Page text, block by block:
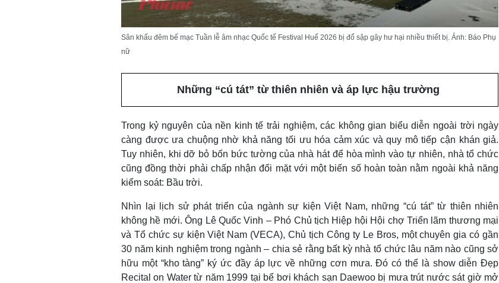
Sân khấu đêm bế mạc Tuần lễ âm nhạc Quốc tế Festival Huế 2026 bị đổ sập gây hư hại nhiều thiết bị. Ảnh: Báo Phụ
nữ
Những “cú tát” từ thiên nhiên và áp lực hậu trường
Trong kỷ nguyên của nền kinh tế trải nghiệm, các không gian biểu diễn ngoài trời ngày
càng được ưa chuộng nhờ khả năng tối ưu hóa cảm xúc và quy mô tiếp cận khán giả.
Tuy nhiên, khi dỡ bỏ bốn bức tường của nhà hát để hòa mình vào tự nhiên, nhà tổ chức
cũng đồng thời phải chấp nhận đối mặt với một biến số hoàn toàn nằm ngoài khả năng
kiểm soát: Bầu trời.
Nhìn lại lịch sử phát triển của ngành sự kiện Việt Nam, những “cú tát” từ thiên nhiên
không hề mới. Ông Lê Quốc Vinh – Phó Chủ tịch Hiệp hội Hội chợ Triển lãm thương mại
và Tổ chức sự kiện Việt Nam (VECA), Chủ tịch Công ty Le Bros, một chuyên gia có gần
30 năm kinh nghiệm trong ngành – chia sẻ rằng bất kỳ nhà tổ chức lâu năm nào cũng sở
hữu một “kho tàng” ký ức đầy áp lực về những cơn mưa. Đó có thể là show diễn Đẹp
Recital on Water từ năm 1999 tại bể bơi khách sạn Daewoo bị mưa trút nước sát giờ mở